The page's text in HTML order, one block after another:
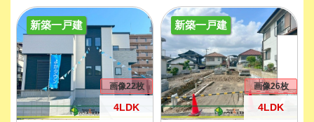
新築一戸建
4LDK
画像22枚
新築一戸建
4LDK
画像26枚